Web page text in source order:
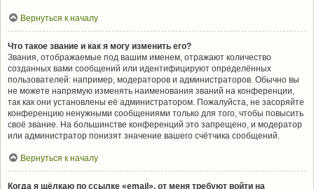
Вернуться к началу
Что такое звание и как я могу изменить его?
Звания, отображаемые под вашим именем, отражают количество
созданных вами сообщений или идентифицируют определённых
пользователей: например, модераторов и администраторов. Обычно вы
не можете напрямую изменять наименования званий на конференции,
так как они установлены её администратором. Пожалуйста, не засоряйте
конференцию ненужными сообщениями только для того, чтобы повысить
своё звание. На большинстве конференций это запрещено, и модератор
или администратор понизят значение вашего счётчика сообщений.
Вернуться к началу
Когда я щёлкаю по ссылке «email», от меня требуют войти на